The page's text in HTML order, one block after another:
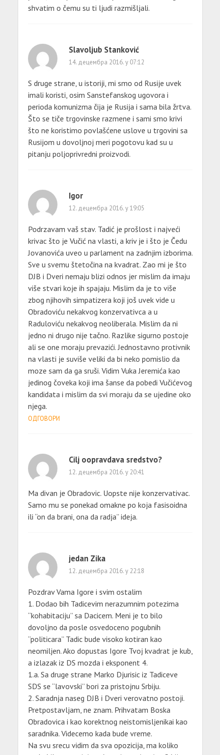
shvatim o čemu su ti ljudi razmišljali.
Slavoljub Stanković
14. децембра 2016. у 07:12
S druge strane, u istoriji, mi smo od Rusije uvek
imali koristi, osim Sanstefanskog ugovora i
perioda komunizma čija je Rusija i sama bila žrtva.
Što se tiče trgovinske razmene i sami smo krivi
što ne koristimo povlašćene uslove u trgovini sa
Rusijom u dovoljnoj meri pogotovu kad su u
pitanju poljoprivredni proizvodi.
Igor
12. децембра 2016. у 19:05
Podrzavam vaš stav. Tadić je prošlost i najveći
krivac što je Vučić na vlasti, a kriv je i što je Čedu
Jovanovića uveo u parlament na zadnjim izborima.
Sve u svemu štetočina na kvadrat. Zao mi je što
DJB i Dveri nemaju blizi odnos jer mislim da imaju
više stvari koje ih spajaju. Mislim da je to više
zbog njihovih simpatizera koji još uvek vide u
Obradoviću nekakvog konzervativca a u
Raduloviću nekakvog neoliberala. Mislim da ni
jedno ni drugo nije tačno. Razlike sigurno postoje
ali se one moraju prevazići. Jednostavno protivnik
na vlasti je suviše veliki da bi neko pomislio da
moze sam da ga sruši. Vidim Vuka Jeremića kao
jedinog čoveka koji ima šanse da pobedi Vučićevog
kandidata i mislim da svi moraju da se ujedine oko
njega.
ОДГОВОРИ
Cilj oopravdava sredstvo?
12. децембра 2016. у 20:41
Ma divan je Obradovic. Uopste nije konzervativac.
Samo mu se ponekad omakne po koja fasisoidna
ili “on da brani, ona da radja” ideja.
jedan Zika
12. децембра 2016. у 22:18
Pozdrav Vama Igore i svim ostalim
1. Dodao bih Tadicevim nerazumnim potezima
“kohabitaciju” sa Dacicem. Meni je to bilo
dovoljno da posle osvedoceno pogubnih
“politicara” Tadic bude visoko kotiran kao
neomiljen. Ako dopustas Igore Tvoj kvadrat je kub,
a izlazak iz DS mozda i eksponent 4.
1.a. Sa druge strane Marko Djurisic iz Tadiceve
SDS se “lavovski” bori za pristojnu Srbiju.
2. Saradnja naseg DJB i Dveri verovatno postoji.
Pretpostavljam, ne znam. Prihvatam Boska
Obradovica i kao korektnog neistomisljenikai kao
saradnika. Videcemo kada bude vreme.
Na svu srecu vidim da sva opozicija, ma koliko